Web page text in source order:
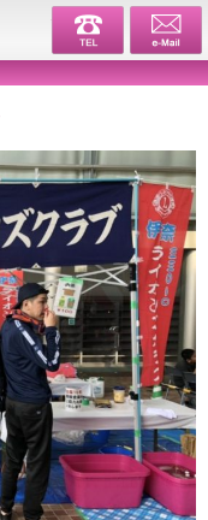
伊奈ライ